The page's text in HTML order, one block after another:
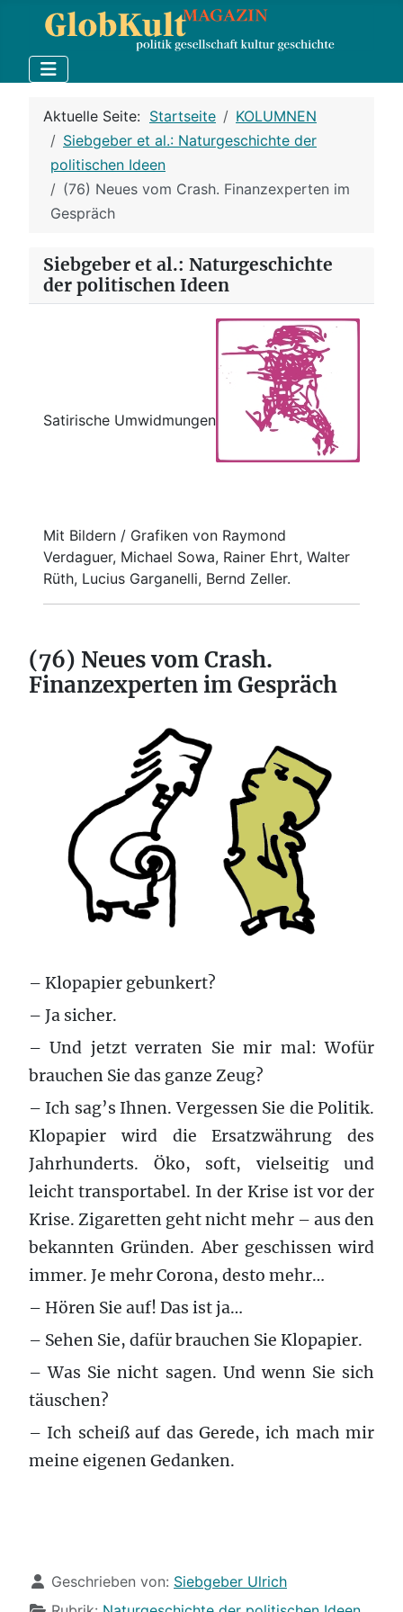
Aktuelle Seite: Startseite
KOLUMNEN
Siebgeber et al.: Naturgeschichte der
politischen Ideen
(76) Neues vom Crash. Finanzexperten im
Gespräch
Siebgeber et al.: Naturgeschichte
der politischen Ideen
Satirische Umwidmungen
Mit Bildern / Grafiken von Raymond
Verdaguer, Michael Sowa, Rainer Ehrt, Walter
Rüth, Lucius Garganelli, Bernd Zeller.
(76) Neues vom Crash.
Finanzexperten im Gespräch
– Klopapier gebunkert?
– Ja sicher.
– Und jetzt verraten Sie mir mal: Wofür
brauchen Sie das ganze Zeug?
– Ich sag’s Ihnen. Vergessen Sie die Politik.
Klopapier wird die Ersatzwährung des
Jahrhunderts. Öko, soft, vielseitig und
leicht transportabel. In der Krise ist vor der
Krise. Zigaretten geht nicht mehr – aus den
bekannten Gründen. Aber geschissen wird
immer. Je mehr Corona, desto mehr…
– Hören Sie auf! Das ist ja…
– Sehen Sie, dafür brauchen Sie Klopapier.
– Was Sie nicht sagen. Und wenn Sie sich
täuschen?
– Ich scheiß auf das Gerede, ich mach mir
meine eigenen Gedanken.
Details
Geschrieben von: Siebgeber Ulrich